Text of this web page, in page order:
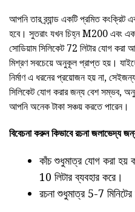
আপনি তার ব্র্যান্ড একটি প্রমিত কংক্রিট
হবে। সুতরাং যখন চিহ্ন M200 এবং এক
সোডিয়াম সিলিকেট 72 লিটার যোগ
মিশ্রণ সবচেয়ে অনুকূল প্রাপ্ত হয়।
নির্মাণ এ ধরনের প্রয়োজন হয় না,
সিলিকেট যোগ করার জন্য বেশ সম্ভব,
আপনি অনেক টাকা সঞ্চয় করতে পারেন।
বিবেচনা করুন কিভাবে রচনা জলাভেদ্য
কাঁচ শুধুমাত্র যোগ করা হয়
10 লিটার ব্যবহার করে।
রচনা শুধুমাত্র 5-7